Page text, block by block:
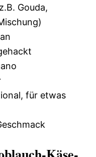
Gouda,
für etwas